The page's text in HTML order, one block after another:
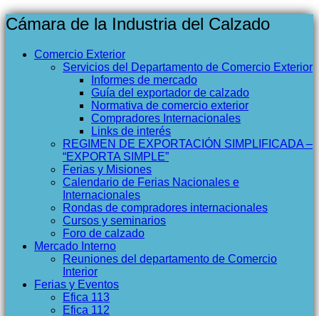
Cámara de la Industria del Calzado
Comercio Exterior
Servicios del Departamento de Comercio Exterior
Informes de mercado
Guía del exportador de calzado
Normativa de comercio exterior
Compradores Internacionales
Links de interés
REGIMEN DE EXPORTACIÓN SIMPLIFICADA –
“EXPORTA SIMPLE”
Ferias y Misiones
Calendario de Ferias Nacionales e
Internacionales
Rondas de compradores internacionales
Cursos y seminarios
Foro de calzado
Mercado Interno
Reuniones del departamento de Comercio
Interior
Ferias y Eventos
Efica 113
Efica 112